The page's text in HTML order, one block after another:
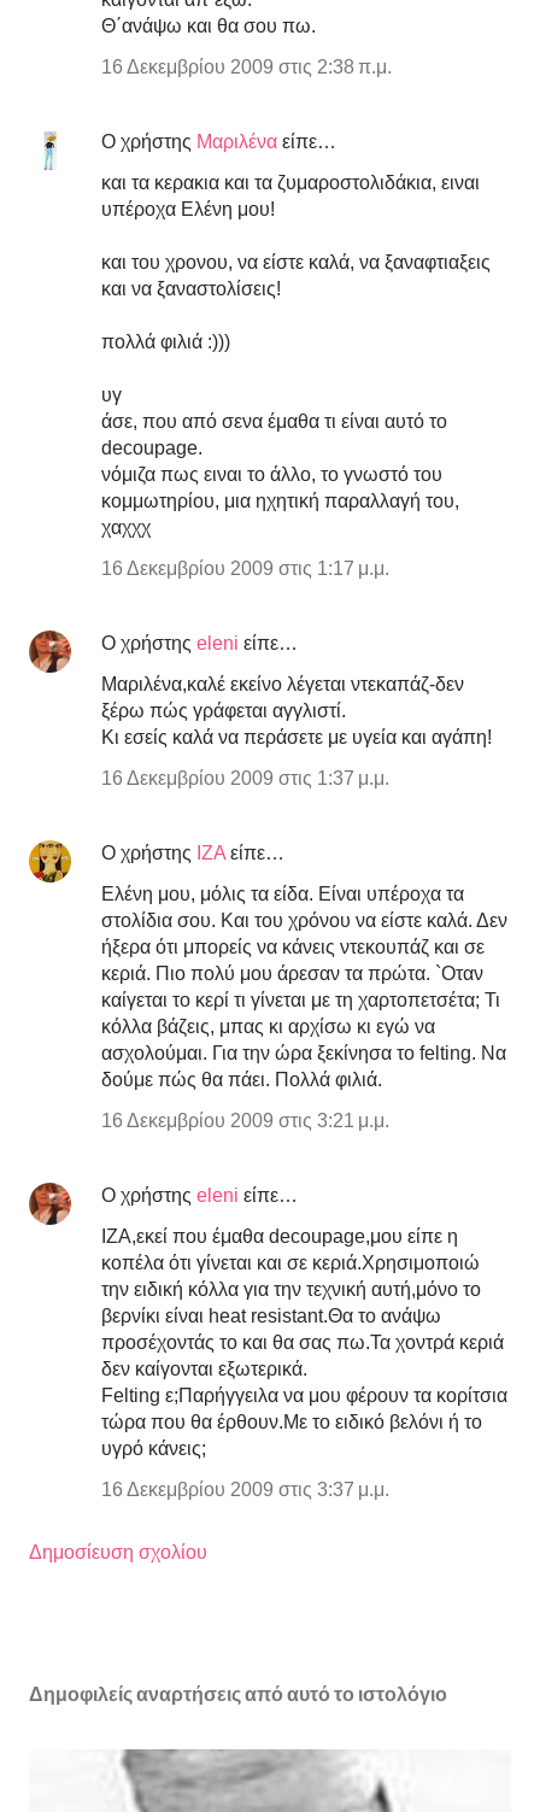
Θ΄ανάψω και θα σου πω.
16 Δεκεμβρίου 2009 στις 2:38 π.μ.
Ο χρήστης Μαριλένα είπε…
και τα κερακια και τα ζυμαροστολιδάκια, ειναι
υπέροχα Ελένη μου!
και του χρονου, να είστε καλά, να ξαναφτιαξεις
και να ξαναστολίσεις!
πολλά φιλιά :)))
υγ
άσε, που από σενα έμαθα τι είναι αυτό το
decoupage.
νόμιζα πως ειναι το άλλο, το γνωστό του
κομμωτηρίου, μια ηχητική παραλλαγή του,
χαχχχ
16 Δεκεμβρίου 2009 στις 1:17 μ.μ.
Ο χρήστης eleni είπε…
Μαριλένα,καλέ εκείνο λέγεται ντεκαπάζ-δεν
ξέρω πώς γράφεται αγγλιστί.
Κι εσείς καλά να περάσετε με υγεία και αγάπη!
16 Δεκεμβρίου 2009 στις 1:37 μ.μ.
Ο χρήστης IZA είπε…
Ελένη μου, μόλις τα είδα. Είναι υπέροχα τα
στολίδια σου. Και του χρόνου να είστε καλά. Δεν
ήξερα ότι μπορείς να κάνεις ντεκουπάζ και σε
κεριά. Πιο πολύ μου άρεσαν τα πρώτα. `Οταν
καίγεται το κερί τι γίνεται με τη χαρτοπετσέτα; Τι
κόλλα βάζεις, μπας κι αρχίσω κι εγώ να
ασχολούμαι. Για την ώρα ξεκίνησα το felting. Nα
δούμε πώς θα πάει. Πολλά φιλιά.
16 Δεκεμβρίου 2009 στις 3:21 μ.μ.
Ο χρήστης eleni είπε…
ΙΖΑ,εκεί που έμαθα decoupage,μου είπε η
κοπέλα ότι γίνεται και σε κεριά.Χρησιμοποιώ
την ειδική κόλλα για την τεχνική αυτή,μόνο το
βερνίκι είναι heat resistant.Θα το ανάψω
προσέχοντάς το και θα σας πω.Τα χοντρά κεριά
δεν καίγονται εξωτερικά.
Felting ε;Παρήγγειλα να μου φέρουν τα κορίτσια
τώρα που θα έρθουν.Με το ειδικό βελόνι ή το
υγρό κάνεις;
16 Δεκεμβρίου 2009 στις 3:37 μ.μ.
Δημοσίευση σχολίου
Δημοφιλείς αναρτήσεις από αυτό το ιστολόγιο